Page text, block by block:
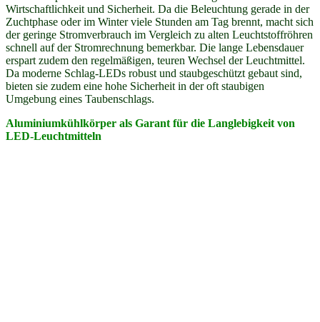
Wirtschaftlichkeit und Sicherheit. Da die Beleuchtung gerade in der
Zuchtphase oder im Winter viele Stunden am Tag brennt, macht sich
der geringe Stromverbrauch im Vergleich zu alten Leuchtstoffröhren
schnell auf der Stromrechnung bemerkbar. Die lange Lebensdauer
erspart zudem den regelmäßigen, teuren Wechsel der Leuchtmittel.
Da moderne Schlag-LEDs robust und staubgeschützt gebaut sind,
bieten sie zudem eine hohe Sicherheit in der oft staubigen
Umgebung eines Taubenschlags.
Aluminiumkühlkörper als Garant für die Langlebigkeit von
LED-Leuchtmitteln